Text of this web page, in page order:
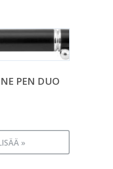
PEN DUO
»